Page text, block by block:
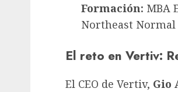
Formación: MBA
Northeast
El reto en Vertiv:
El CEO de Vertiv, Gio